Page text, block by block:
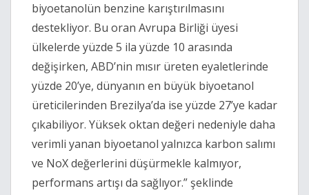
biyoetanolün benzine karıştırılmasını
destekliyor. Bu oran Avrupa Birliği üyesi
ülkelerde yüzde 5 ila yüzde 10 arasında
değişirken, ABD’nin mısır üreten eyaletlerinde
yüzde 20’ye, dünyanın en büyük biyoetanol
üreticilerinden Brezilya’da ise yüzde 27’ye kadar
çıkabiliyor. Yüksek oktan değeri nedeniyle daha
verimli yanan biyoetanol yalnızca karbon salımı
ve NoX değerlerini düşürmekle kalmıyor,
performans artışı da sağlıyor.” şeklinde